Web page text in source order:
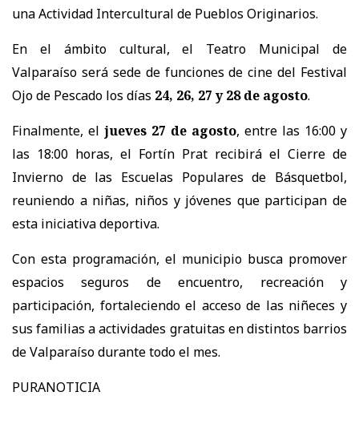
una Actividad Intercultural de Pueblos Originarios.
En el ámbito cultural, el Teatro Municipal de
Valparaíso será sede de funciones de cine del Festival
Ojo de Pescado los días 24, 26, 27 y 28 de agosto.
Finalmente, el jueves 27 de agosto, entre las 16:00 y
las 18:00 horas, el Fortín Prat recibirá el Cierre de
Invierno de las Escuelas Populares de Básquetbol,
reuniendo a niñas, niños y jóvenes que participan de
esta iniciativa deportiva.
Con esta programación, el municipio busca promover
espacios seguros de encuentro, recreación y
participación, fortaleciendo el acceso de las niñeces y
sus familias a actividades gratuitas en distintos barrios
de Valparaíso durante todo el mes.
PURANOTICIA